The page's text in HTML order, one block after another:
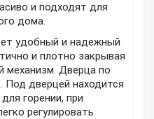
и подходят для
дома.
удобный и надежный
и плотно закрывая
механизм. Дверца по
Под дверцей находится
горении, при
регулировать